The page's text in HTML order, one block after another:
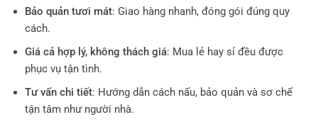
Bảo quản tươi mát: Giao hàng nhanh, đóng gói đúng quy
cách.
Giá cả hợp lý, không thách giá: Mua lẻ hay sỉ đều được
phục vụ tận tình.
Tư vấn chi tiết: Hướng dẫn cách nấu, bảo quản và sơ chế
tận tâm như người nhà.